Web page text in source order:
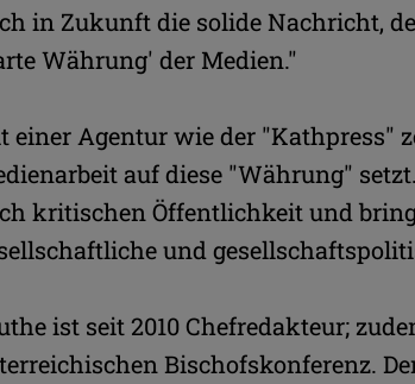
in Zukunft die solide Nachricht,
Währung' der Medien."
einer Agentur wie der "Kathpress"
auf diese "Währung"
kritischen Öffentlichkeit und
und
ist seit 2010 Chefredakteur;
Bischofskonferenz.